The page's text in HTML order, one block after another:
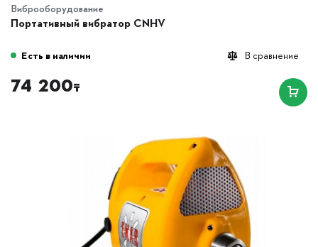
Виброоборудование
Портативный вибратор CNHV
В сравнение
Есть в наличии
74 200₸